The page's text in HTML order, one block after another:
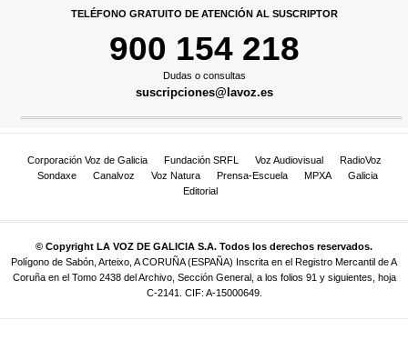
TELÉFONO GRATUITO DE ATENCIÓN AL SUSCRIPTOR
900 154 218
Dudas o consultas
suscripciones@lavoz.es
Corporación Voz de Galicia Fundación SRFL Voz Audiovisual
RadioVoz
Sondaxe
Canalvoz Voz Natura Prensa-Escuela MPXA
Galicia
Editorial
© Copyright LA VOZ DE GALICIA S.A. Todos los derechos reservados.
Polígono de Sabón, Arteixo, A CORUÑA (ESPAÑA) Inscrita en el Registro Mercantil de A
Coruña en el Tomo 2438 del Archivo, Sección General, a los folios 91 y siguientes, hoja
C-2141. CIF: A-15000649.